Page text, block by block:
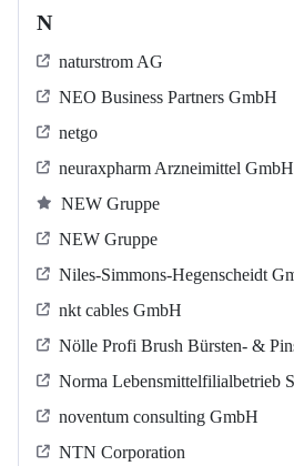
N
naturstrom AG
NEO Business Partners GmbH
netgo
neuraxpharm Arzneimittel GmbH
NEW Gruppe
NEW Gruppe
Niles-Simmons-Hegenscheidt
nkt cables GmbH
Nölle Profi Brush Bürsten- &
Norma Lebensmittelfilialbetrieb
noventum consulting GmbH
NTN Corporation